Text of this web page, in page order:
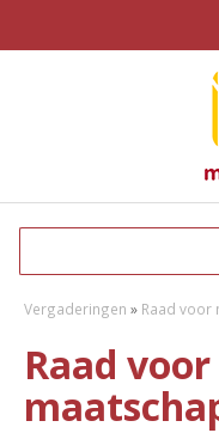
Vergaderingen » Raad voor
Raad voor